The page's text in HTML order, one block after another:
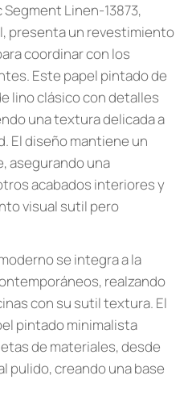
Linen-13873,
presenta un revestimiento
coordinar con los
Este papel pintado de
lino clásico con detalles
una textura delicada a
El diseño mantiene un
asegurando una
acabados interiores y
visual sutil pero
se integra a la
realzando
con su sutil textura. El
pintado minimalista
de materiales, desde
pulido, creando una base